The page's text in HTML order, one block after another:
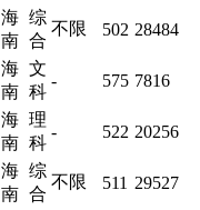
海
南
综
合
不限 502 28484
海
南
文
科
- 575 7816
海
南
理
科
- 522 20256
海
南
综
合
不限 511 29527